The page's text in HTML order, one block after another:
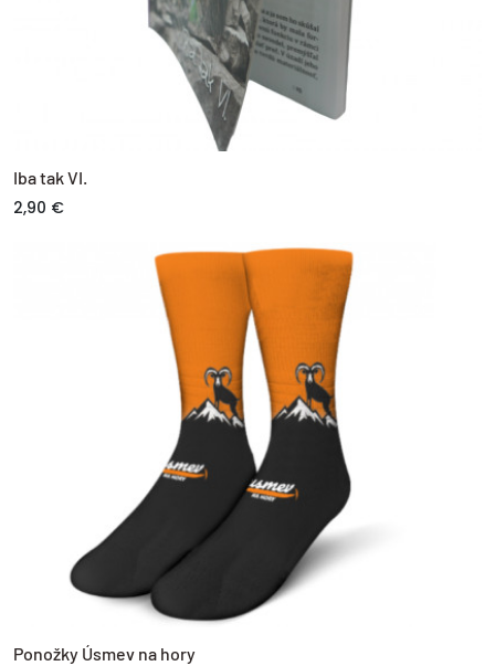
Iba tak VI.
2,90 €
Ponožky Úsmev na hory